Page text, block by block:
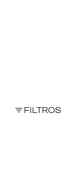
FILTROS